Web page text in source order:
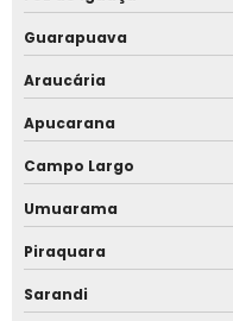
Sistema de ponto para
Sistema de ponto para
Sistema de ponto para
Sistema de ponto por
Sistema de ponto por
Sistema de ponto web
Guarapuava
Araucária
Apucarana
Campo Largo
Umuarama
Piraquara
Sarandi